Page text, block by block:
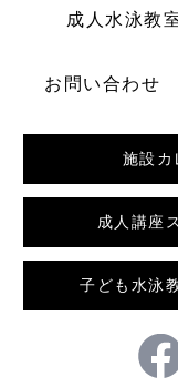
成人水泳教
お問い合わせ
施設カ
成人講座
子ども水泳
前の記事